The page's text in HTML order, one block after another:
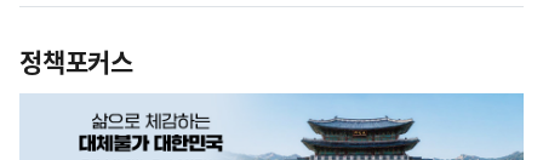
정책포커스